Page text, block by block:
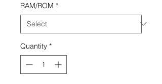
RAM/ROM *
Quantity *